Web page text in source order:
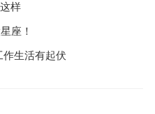
样
座！
作生活有起伏